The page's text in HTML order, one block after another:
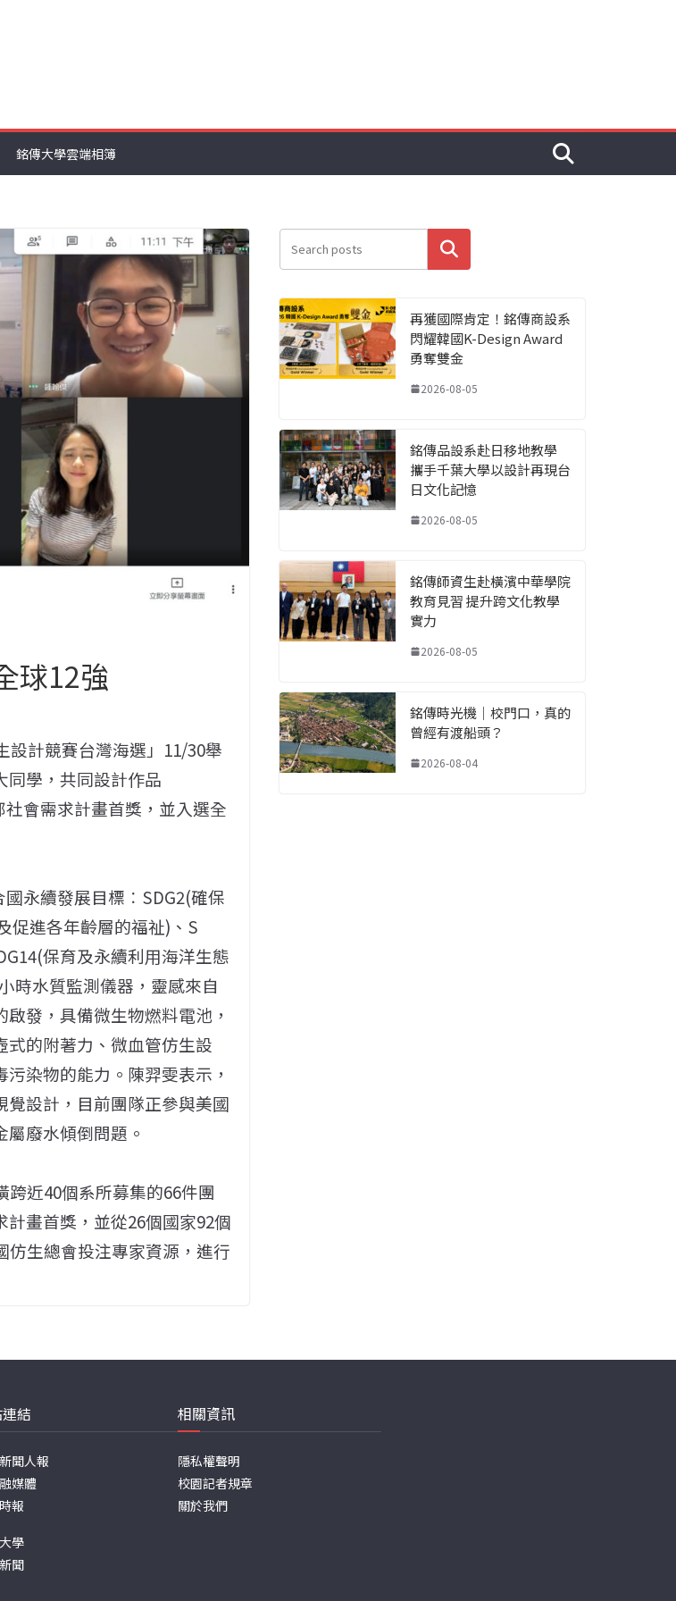
銘傳大學雲端相簿
球12強
設計競賽台灣海選」11/30舉
同學，共同設計作品
會需求計畫首獎，並入選全
永續發展目標︰ SDG2(確保
促進各年齡層的福祉) 、 S
4(保育及永續利用海洋生態
時水質監測儀器，靈感來自
發，具備微生物燃料電池，
式的附著力、微血管仿生設
染物的能力。陳羿雯表示，
設計，目前團隊正參與美國
廢水傾倒問題。
近40個系所募集的66件團
計畫首獎，並從26個國家92個
仿生總會投注專家資源，進行
搜尋
再獲國際肯定！銘傳商設系
閃耀韓國K-Design Award
勇奪雙金
2026-08-05
銘傳品設系赴日移地教學
攜手千葉大學以設計再現台
日文化記憶
2026-08-05
銘傳師資生赴橫濱中華學院
教育見習 提升跨文化教學
實力
2026-08-05
銘傳時光機｜校門口，真的
曾經有渡船頭？
2026-08-04
結
聞人報
媒體
報
學
聞
相關資訊
隱私權聲明
校園記者規章
關於我們